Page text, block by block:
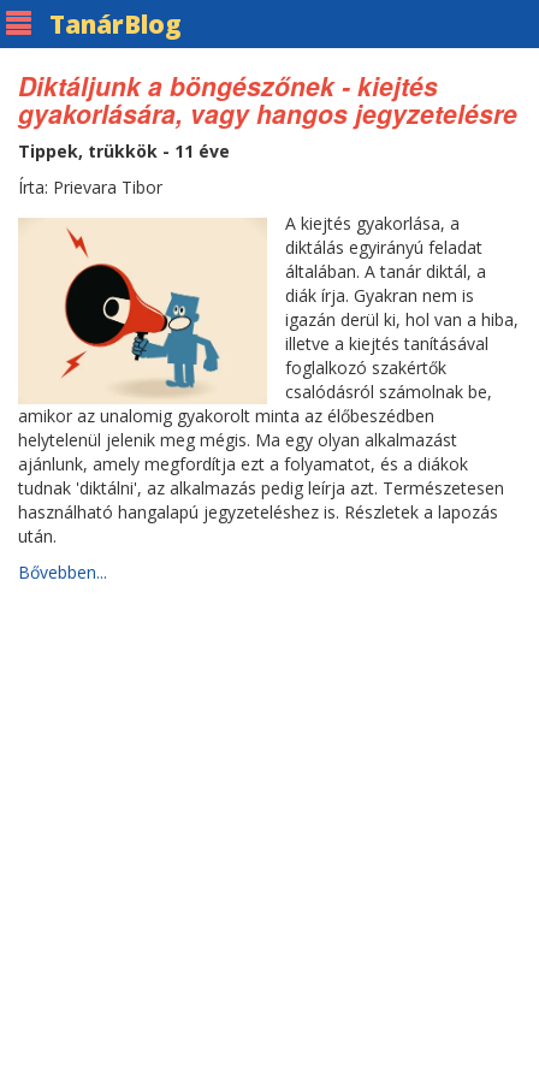
TanárBlog
Diktáljunk a böngészőnek - kiejtés
gyakorlására, vagy hangos jegyzetelésre
Tippek, trükkök - 11 éve
Írta: Prievara Tibor
A kiejtés gyakorlása, a
diktálás egyirányú feladat
általában. A tanár diktál, a
diák írja. Gyakran nem is
igazán derül ki, hol van a hiba,
illetve a kiejtés tanításával
foglalkozó szakértők
csalódásról számolnak be,
amikor az unalomig gyakorolt minta az élőbeszédben
helytelenül jelenik meg mégis. Ma egy olyan alkalmazást
ajánlunk, amely megfordítja ezt a folyamatot, és a diákok
tudnak 'diktálni', az alkalmazás pedig leírja azt. Természetesen
használható hangalapú jegyzeteléshez is. Részletek a lapozás
után.
Bővebben...